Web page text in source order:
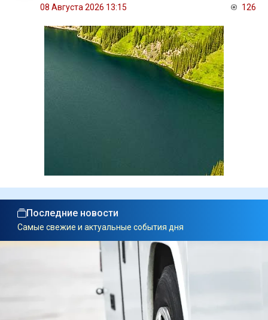
08 Августа 2026 13:15 126
Последние новости
Самые свежие и актуальные события дня